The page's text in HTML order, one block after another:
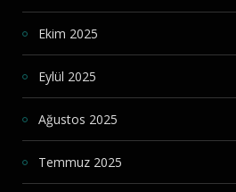
Ekim 2025
Eylül 2025
Ağustos 2025
Temmuz 2025